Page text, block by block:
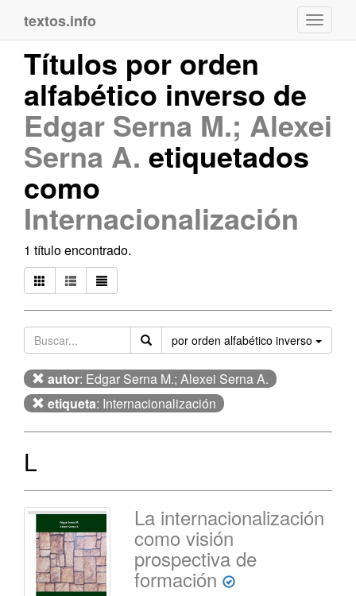
textos.info
Títulos por orden
alfabético inverso de
Edgar Serna M.; Alexei
Serna A. etiquetados
como
Internacionalización
1 título encontrado.
por orden alfabético inverso
autor: Edgar Serna M.; Alexei Serna A.
etiqueta: Internacionalización
L
La internacionalización
como visión
prospectiva de
formación